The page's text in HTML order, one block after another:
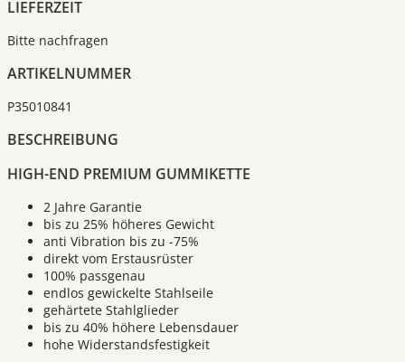
LIEFERZEIT
Bitte nachfragen
ARTIKELNUMMER
P35010841
BESCHREIBUNG
HIGH-END PREMIUM GUMMIKETTE
2 Jahre Garantie
bis zu 25% höheres Gewicht
anti Vibration bis zu -75%
direkt vom Erstausrüster
100% passgenau
endlos gewickelte Stahlseile
gehärtete Stahlglieder
bis zu 40% höhere Lebensdauer
hohe Widerstandsfestigkeit